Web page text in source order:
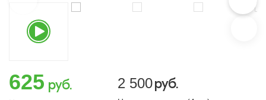
625 руб. 2 500руб.